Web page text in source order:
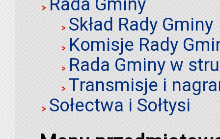
Skład Rady Gminy
Komisje Rady
Rada Gminy w
Transmisje i
Sołectwa i Sołtysi